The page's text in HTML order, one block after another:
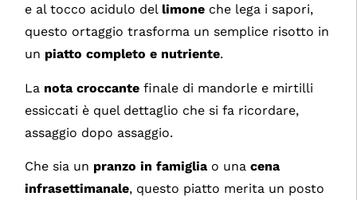
e al tocco acidulo del limone che lega i sapori,
questo ortaggio trasforma un semplice risotto in
un piatto completo e nutriente.
La nota croccante finale di mandorle e mirtilli
essiccati è quel dettaglio che si fa ricordare,
assaggio dopo assaggio.
Che sia un pranzo in famiglia o una cena
infrasettimanale, questo piatto merita un posto